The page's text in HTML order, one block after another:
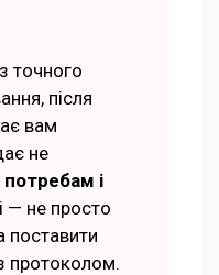
точного
після
вам
не
потребам і
— не просто
поставити
протоколом.